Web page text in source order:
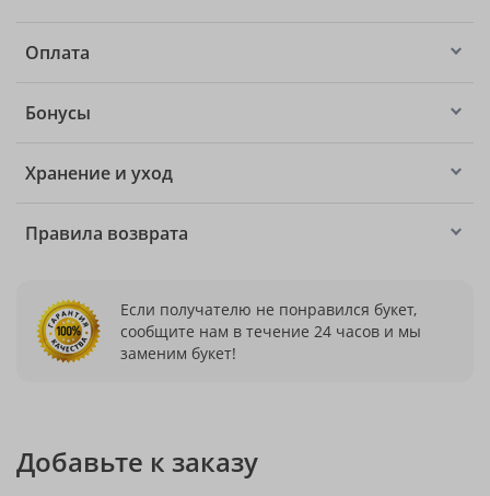
Оплата
Бонусы
Хранение и уход
Правила возврата
Если получателю не понравился букет,
сообщите нам в течение 24 часов и мы
заменим букет!
Добавьте к заказу